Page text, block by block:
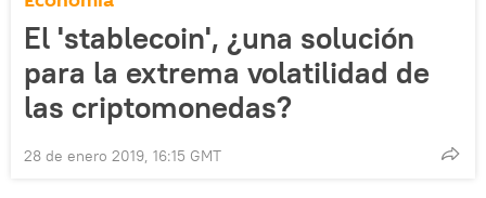
El 'stablecoin', ¿una solución
para la extrema volatilidad de
las criptomonedas?
28 de enero 2019, 16:15 GMT